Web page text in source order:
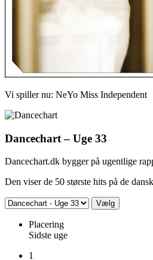
Vi spiller nu: NeYo Miss Independent
Dancechart – Uge 33
Dancechart.dk bygger på ugentlige
Den viser de 50 største hits på de
Placering
Sidste uge
1